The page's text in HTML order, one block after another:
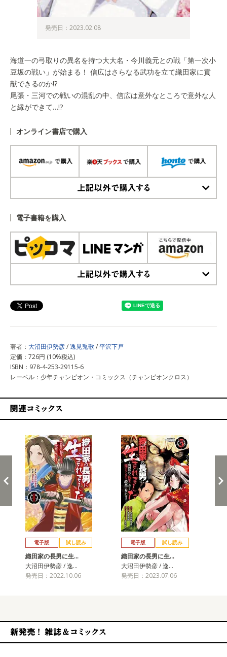
発売日：2023.02.08
海道一の弓取りの異名を持つ大大名・今川義元との戦「第一次小
豆坂の戦い」が始まる！ 信広はさらなる武功を立て織田家に貢
献できるのか!?
尾張・三河での戦いの混乱の中、信広は意外なところで意外な人
と縁ができて…!?
オンライン書店で購入
電子書籍を購入
著者： 大沼田伊勢彦/逸見兎歌/平沢下戸
定価：726円 (10%税込)
ISBN：978-4-253-29115-6
レーベル：少年チャンピオン・コミックス（チャンピオンクロス）
電子版 試し読み
織田家の長男に生…
大沼田伊勢彦 / 逸…
発売日：2022.10.06
電子版 試し読み
織田家の長男に生…
大沼田伊勢彦 / 逸…
発売日：2023.07.06